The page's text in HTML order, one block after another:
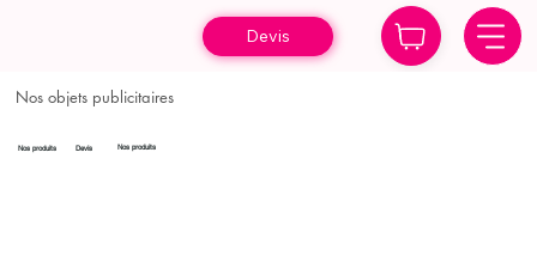
Devis
Nos objets publicitaires
Nos produits Devis Nos produits